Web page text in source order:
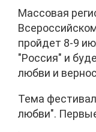
Массовая
пройдет 8-9
"Россия" и
любви и
Тема
любви".